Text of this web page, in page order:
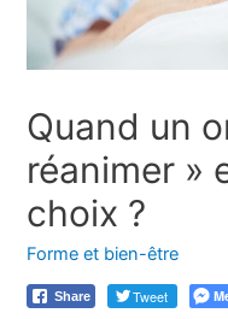
Quand un
réanimer »
choix ?
Forme et bien-être
Share Tweet